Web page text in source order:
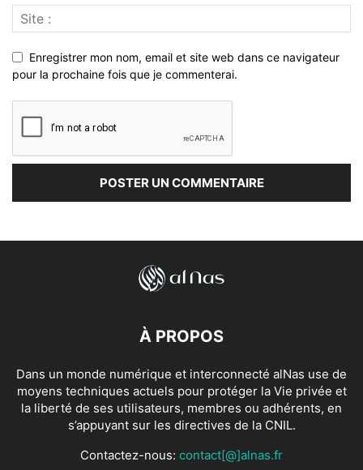
Enregistrer mon nom, email et site web dans ce navigateur
pour la prochaine fois que je commenterai.
À PROPOS
Dans un monde numérique et interconnecté alNas use de
moyens techniques actuels pour protéger la Vie privée et
la liberté de ses utilisateurs, membres ou adhérents, en
s’appuyant sur les directives de la CNIL.
Contactez-nous: contact[@]alnas.fr